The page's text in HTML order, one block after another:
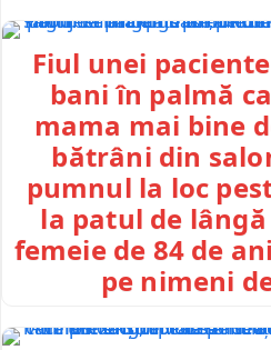
Fiul unei
bani în palmă
mama mai bine
bătrâni din
pumnul la loc
la patul de
femeie de 84 de
pe nimeni